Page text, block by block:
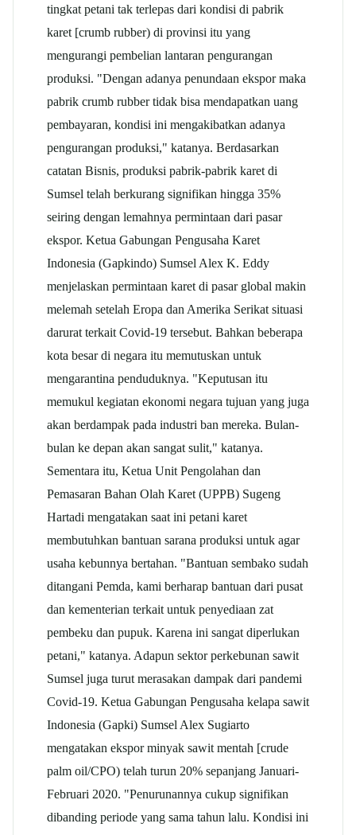
tingkat petani tak terlepas dari kondisi di pabrik
karet [crumb rubber) di provinsi itu yang
mengurangi pembelian lantaran pengurangan
produksi. "Dengan adanya penundaan ekspor maka
pabrik crumb rubber tidak bisa mendapatkan uang
pembayaran, kondisi ini mengakibatkan adanya
pengurangan produksi," katanya. Berdasarkan
catatan Bisnis, produksi pabrik-pabrik karet di
Sumsel telah berkurang signifikan hingga 35%
seiring dengan lemahnya permintaan dari pasar
ekspor. Ketua Gabungan Pengusaha Karet
Indonesia (Gapkindo) Sumsel Alex K. Eddy
menjelaskan permintaan karet di pasar global makin
melemah setelah Eropa dan Amerika Serikat situasi
darurat terkait Covid-19 tersebut. Bahkan beberapa
kota besar di negara itu memutuskan untuk
mengarantina penduduknya. "Keputusan itu
memukul kegiatan ekonomi negara tujuan yang juga
akan berdampak pada industri ban mereka. Bulan-
bulan ke depan akan sangat sulit," katanya.
Sementara itu, Ketua Unit Pengolahan dan
Pemasaran Bahan Olah Karet (UPPB) Sugeng
Hartadi mengatakan saat ini petani karet
membutuhkan bantuan sarana produksi untuk agar
usaha kebunnya bertahan. "Bantuan sembako sudah
ditangani Pemda, kami berharap bantuan dari pusat
dan kementerian terkait untuk penyediaan zat
pembeku dan pupuk. Karena ini sangat diperlukan
petani," katanya. Adapun sektor perkebunan sawit
Sumsel juga turut merasakan dampak dari pandemi
Covid-19. Ketua Gabungan Pengusaha kelapa sawit
Indonesia (Gapki) Sumsel Alex Sugiarto
mengatakan ekspor minyak sawit mentah [crude
palm oil/CPO) telah turun 20% sepanjang Januari-
Februari 2020. "Penurunannya cukup signifikan
dibanding periode yang sama tahun lalu. Kondisi ini